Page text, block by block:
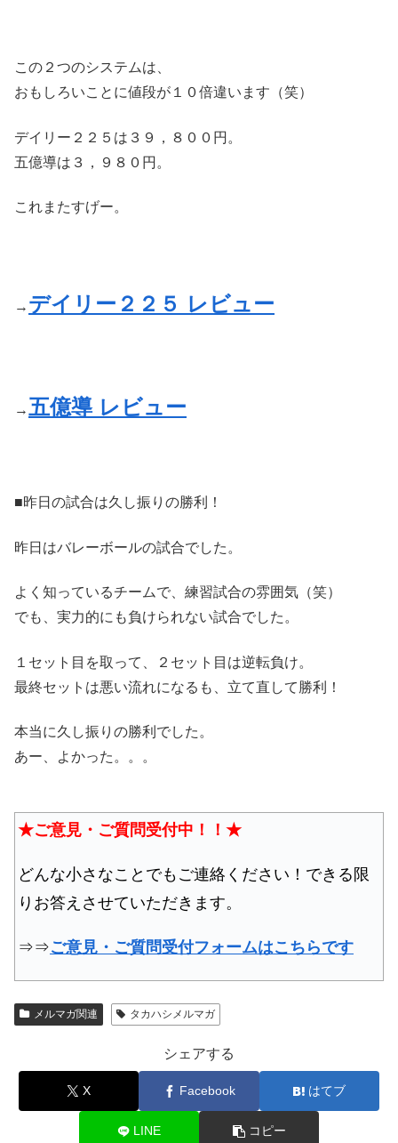
この２つのシステムは、
おもしろいことに値段が１０倍違います（笑）
デイリー２２５は３９，８００円。
五億導は３，９８０円。
これまたすげー。
→ デイリー２２５ レビュー
→五億導 レビュー
■昨日の試合は久し振りの勝利！
昨日はバレーボールの試合でした。
よく知っているチームで、練習試合の雰囲気（笑）
でも、実力的にも負けられない試合でした。
１セット目を取って、２セット目は逆転負け。
最終セットは悪い流れになるも、立て直して勝利！
本当に久し振りの勝利でした。
あー、よかった。。。
★ご意見・ご質問受付中！！★
どんな小さなことでもご連絡ください！できる限
りお答えさせていただきます。
⇒⇒ご意見・ご質問受付フォームはこちらです
メルマガ関連 タカハシメルマガ
シェアする
X Facebook はてブ
LINE コピー